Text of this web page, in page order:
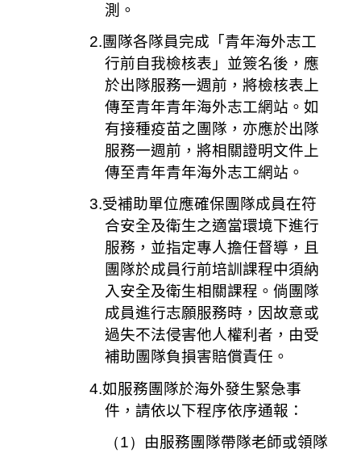
測。
2.團隊各隊員完成「青年海外志工
行前自我檢核表」並簽名後，應
於出隊服務一週前，將檢核表上
傳至青年青年海外志工網站。如
有接種疫苗之團隊，亦應於出隊
服務一週前，將相關證明文件上
傳至青年青年海外志工網站。
3.受補助單位應確保團隊成員在符
合安全及衛生之適當環境下進行
服務，並指定專人擔任督導，且
團隊於成員行前培訓課程中須納
入安全及衛生相關課程。倘團隊
成員進行志願服務時，因故意或
過失不法侵害他人權利者，由受
補助團隊負損害賠償責任。
4.如服務團隊於海外發生緊急事
件，請依以下程序依序通報：
（1） 由服務團隊帶隊老師或領隊